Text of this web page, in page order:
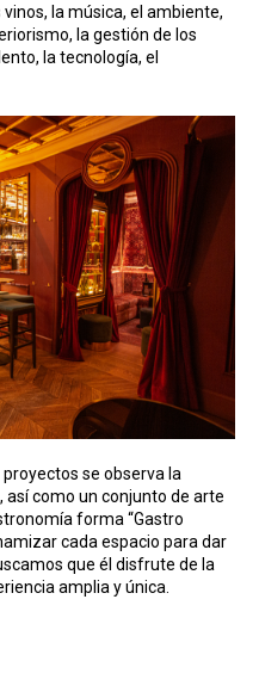
la música, el ambiente,
la gestión de los
la tecnología, el
se observa la
así como un conjunto de arte
forma “Gastro
cada espacio para dar
que él disfrute de la
amplia y única.